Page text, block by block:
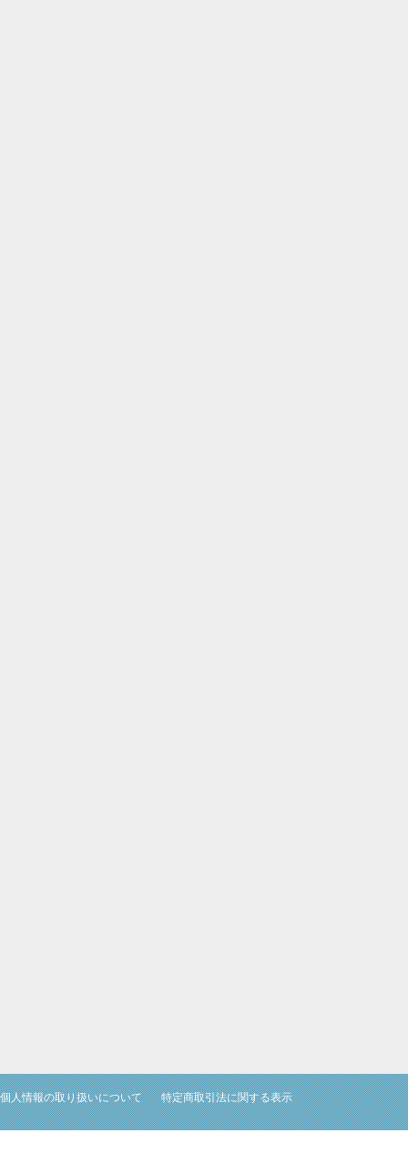
個人情報の取り扱いについて 特定商取引法に関する表示